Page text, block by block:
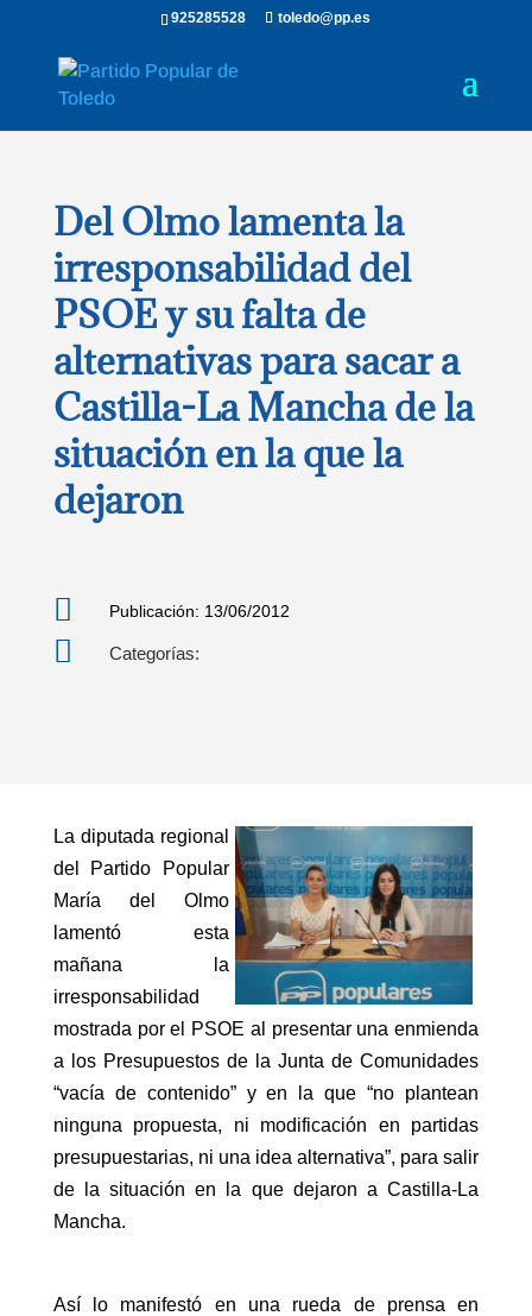
925285528 toledo@pp.es
Del Olmo lamenta la
irresponsabilidad del
PSOE y su falta de
alternativas para sacar a
Castilla-La Mancha de la
situación en la que la
dejaron
 Publicación: 13/06/2012
 Categorías:
La diputada regional
del Partido Popular
María del Olmo
lamentó esta
mañana la
irresponsabilidad
mostrada por el PSOE al presentar una enmienda
a los Presupuestos de la Junta de Comunidades
“vacía de contenido” y en la que “no plantean
ninguna propuesta, ni modificación en partidas
presupuestarias, ni una idea alternativa”, para salir
de la situación en la que dejaron a Castilla-La
Mancha.
Así lo manifestó en una rueda de prensa en